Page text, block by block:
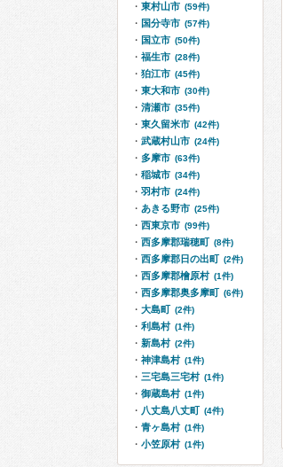
東村山市 (59件)
国分寺市 (57件)
国立市 (50件)
福生市 (28件)
狛江市 (45件)
東大和市 (30件)
清瀬市 (35件)
東久留米市 (42件)
武蔵村山市 (24件)
多摩市 (63件)
稲城市 (34件)
羽村市 (24件)
あきる野市 (25件)
西東京市 (99件)
西多摩郡瑞穂町 (8件)
西多摩郡日の出町 (2件)
西多摩郡檜原村 (1件)
西多摩郡奥多摩町 (6件)
大島町 (2件)
利島村 (1件)
新島村 (2件)
神津島村 (1件)
三宅島三宅村 (1件)
御蔵島村 (1件)
八丈島八丈町 (4件)
青ヶ島村 (1件)
小笠原村 (1件)